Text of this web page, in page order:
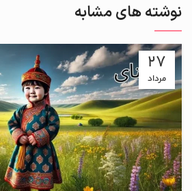
نوشته های مشابه
27
مرداد